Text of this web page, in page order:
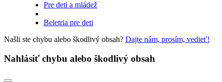
Pre deti a mládež
Beletria pre deti
Našli ste chybu alebo škodlivý obsah? Dajte nám, prosím, vedieť!
Nahlásiť chybu alebo škodlivý obsah